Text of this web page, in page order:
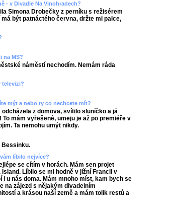
- v Divadle Na Vinohradech?
Simona Drobečky z perníku s režisérem
být patnáctého června, držte mi palce,
na MS?
náměstí nechodím. Nemám ráda
televizi?
mýt a nebo ty co nechcete mít?
z domova, svítilo sluníčko a já
mám vyřešené, umeju je až po premiéře v
Ta nemohu umýt nikdy.
Bessinku.
líbilo nejvíce?
se cítím v horách. Mám sen projet
Líbilo se mi hodně v jižní Francii v
i u nás doma. Mám mnoho míst, kam bych se
na zájezd s nějakým divadelním
a krásou naší země a mám tolik restů a